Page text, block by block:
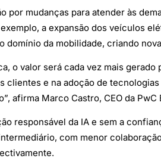
por mudanças para atender às
a expansão dos veículos
da mobilidade, criando
o valor será cada vez mais
clientes e na adoção de
afirma Marco Castro, CEO da PwC
responsável da IA e sem a
com menor